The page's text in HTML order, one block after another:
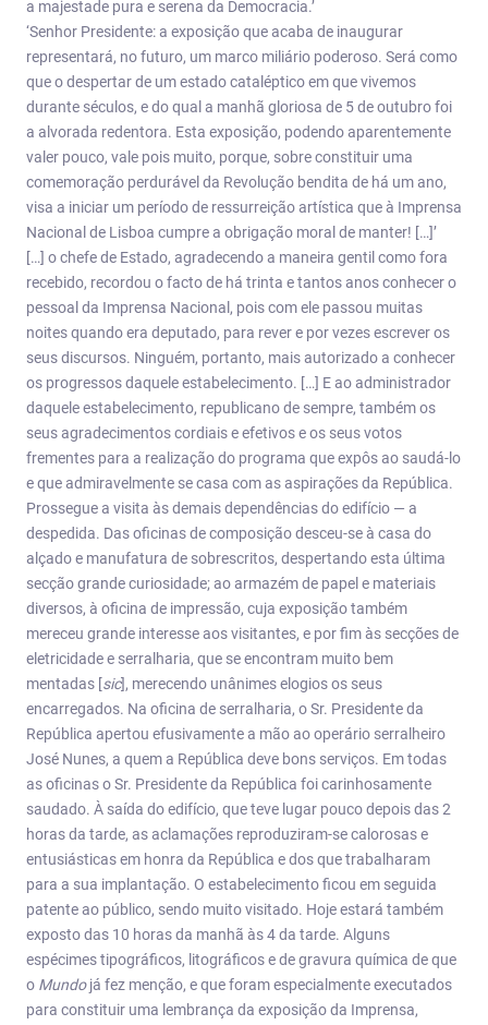
a majestade pura e serena da Democracia.’
‘Senhor Presidente: a exposição que acaba de inaugurar
representará, no futuro, um marco miliário poderoso. Será como
que o despertar de um estado cataléptico em que vivemos
durante séculos, e do qual a manhã gloriosa de 5 de outubro foi
a alvorada redentora. Esta exposição, podendo aparentemente
valer pouco, vale pois muito, porque, sobre constituir uma
comemoração perdurável da Revolução bendita de há um ano,
visa a iniciar um período de ressurreição artística que à Imprensa
Nacional de Lisboa cumpre a obrigação moral de manter! […]’
[…] o chefe de Estado, agradecendo a maneira gentil como fora
recebido, recordou o facto de há trinta e tantos anos conhecer o
pessoal da Imprensa Nacional, pois com ele passou muitas
noites quando era deputado, para rever e por vezes escrever os
seus discursos. Ninguém, portanto, mais autorizado a conhecer
os progressos daquele estabelecimento. […] E ao administrador
daquele estabelecimento, republicano de sempre, também os
seus agradecimentos cordiais e efetivos e os seus votos
frementes para a realização do programa que expôs ao saudá-lo
e que admiravelmente se casa com as aspirações da República.
Prossegue a visita às demais dependências do edifício — a
despedida. Das oficinas de composição desceu-se à casa do
alçado e manufatura de sobrescritos, despertando esta última
secção grande curiosidade; ao armazém de papel e materiais
diversos, à oficina de impressão, cuja exposição também
mereceu grande interesse aos visitantes, e por fim às secções de
eletricidade e serralharia, que se encontram muito bem
mentadas [sic], merecendo unânimes elogios os seus
encarregados. Na oficina de serralharia, o Sr. Presidente da
República apertou efusivamente a mão ao operário serralheiro
José Nunes, a quem a República deve bons serviços. Em todas
as oficinas o Sr. Presidente da República foi carinhosamente
saudado. À saída do edifício, que teve lugar pouco depois das 2
horas da tarde, as aclamações reproduziram-se calorosas e
entusiásticas em honra da República e dos que trabalharam
para a sua implantação. O estabelecimento ficou em seguida
patente ao público, sendo muito visitado. Hoje estará também
exposto das 10 horas da manhã às 4 da tarde. Alguns
espécimes tipográficos, litográficos e de gravura química de que
o Mundojá fez menção, e que foram especialmente executados
para constituir uma lembrança da exposição da Imprensa,